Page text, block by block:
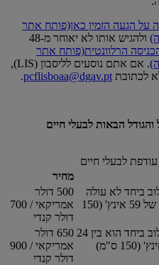
על הגעה הזמין כאן(פותח אתר
ולהגיש אותו לא יאוחר מ-48
הרלוונטית(פותח אתר
. אם אתם נוסעים לליסבון (LIS),
לכתובת pcflisboaa@dgav.pt
.
הבאות לבעלי חיים
עודפת לבעלי חיים
מחיר
ביחד לא עולה
על משקל על 23 ק"ג ועל גודל של 59 אינץ' (150
500 דולר
אמריקאי / 700
דולר קנדי
כאשר משקל בעל החיים והכלוב ביחד הוא בין 24
ל-32 ק"ג והגודל הוא בין 59 אינץ' (150 ס"מ)
650 דולר
אמריקאי / 900
דולר קנדי